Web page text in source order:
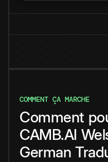
COMMENT ÇA MARCHE
Comment
CAMB.AI
German